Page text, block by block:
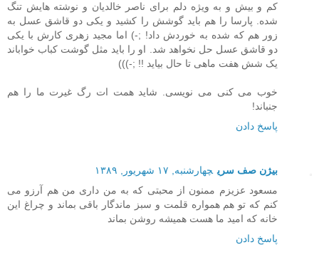
کم و بیش و به ویژه دلم برای ناصر خالدیان و نوشته هایش تنگ
شده. پارسا را هم باید گوشش را کشید و یکی دو قاشق عسل به
زور هم که شده به خوردش داد! ;-) اما مجید زهری کارش با یکی
دو قاشق عسل حل نخواهد شد. او را باید مثل گوشت کباب خواباند
یک شش هفت ماهی تا حال بیاید !! ;-)))
خوب می کنی می نویسی. شاید همت ات رگ غیرت ما را هم
جنباند!
پاسخ دادن
بیژن صف سری چهارشنبه, ۱۷ شهریور, ۱۳۸۹
مسعود عزیزم ممنون از محبتی که به من داری من هم آرزو می
کنم که تو هم همواره قلمت و سبز ماندگار باقی بماند و چراغ این
خانه که امید ما هست همیشه روشن بماند
پاسخ دادن